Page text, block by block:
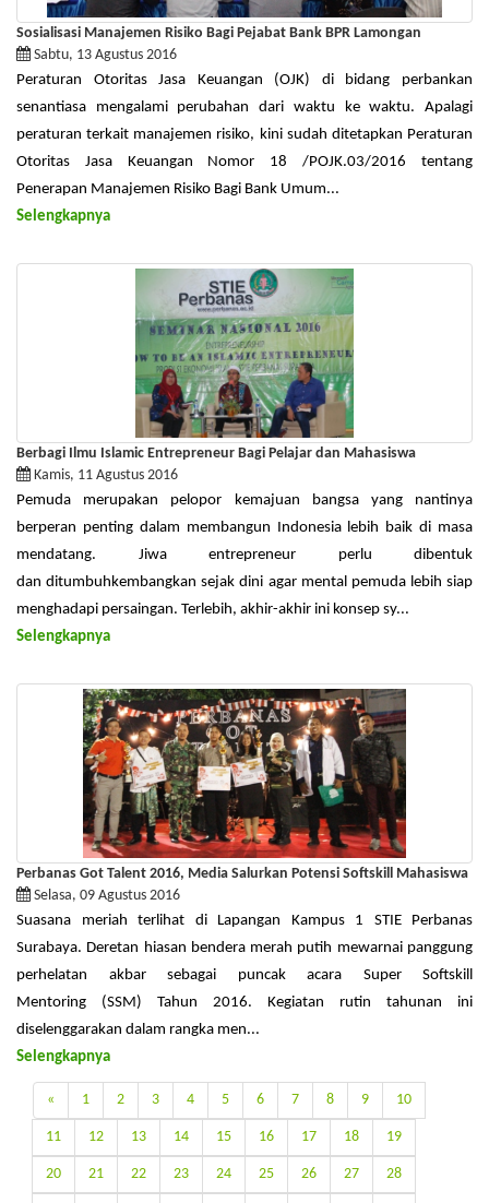
Sosialisasi Manajemen Risiko Bagi Pejabat Bank BPR Lamongan
Sabtu, 13 Agustus 2016
Peraturan Otoritas Jasa Keuangan (OJK) di bidang perbankan
senantiasa mengalami perubahan dari waktu ke waktu. Apalagi
peraturan terkait manajemen risiko, kini sudah ditetapkan Peraturan
Otoritas Jasa Keuangan Nomor 18 /POJK.03/2016 tentang
Penerapan Manajemen Risiko Bagi Bank Umum...
Selengkapnya
Berbagi Ilmu Islamic Entrepreneur Bagi Pelajar dan Mahasiswa
Kamis, 11 Agustus 2016
Pemuda merupakan pelopor kemajuan bangsa yang nantinya
berperan penting dalam membangun Indonesia lebih baik di masa
mendatang. Jiwa entrepreneur perlu dibentuk
dan ditumbuhkembangkan sejak dini agar mental pemuda lebih siap
menghadapi persaingan. Terlebih, akhir-akhir ini konsep sy...
Selengkapnya
Perbanas Got Talent 2016, Media Salurkan Potensi Softskill Mahasiswa
Selasa, 09 Agustus 2016
Suasana meriah terlihat di Lapangan Kampus 1 STIE Perbanas
Surabaya. Deretan hiasan bendera merah putih mewarnai panggung
perhelatan akbar sebagai puncak acara Super Softskill
Mentoring (SSM) Tahun 2016. Kegiatan rutin tahunan ini
diselenggarakan dalam rangka men...
Selengkapnya
« 1 2 3 4 5 6 7 8 9 10
11 12 13 14 15 16 17 18 19
20 21 22 23 24 25 26 27 28